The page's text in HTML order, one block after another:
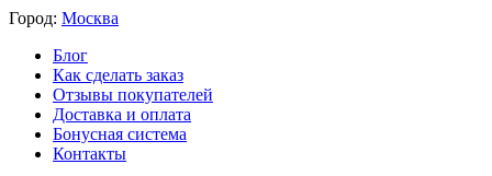
Город: Москва
Блог
Как сделать заказ
Отзывы покупателей
Доставка и оплата
Бонусная система
Контакты